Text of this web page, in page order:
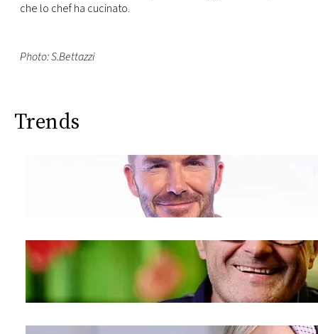
che lo chef ha cucinato.
Photo: S.Bettazzi
Trends